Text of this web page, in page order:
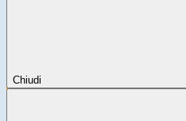
Chiudi